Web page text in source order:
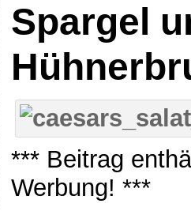
Spargel
*** Beitrag
Werbung! ***